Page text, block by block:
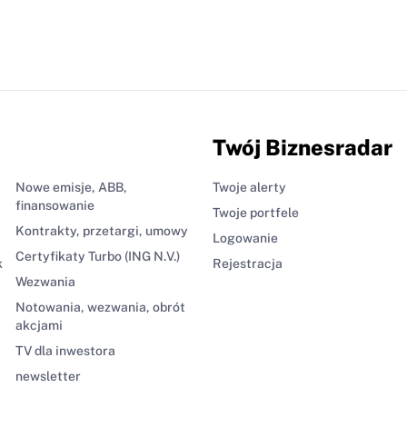
Nowe emisje, ABB,
finansowanie
Kontrakty, przetargi, umowy
Certyfikaty Turbo (ING N.V.)
Wezwania
Notowania, wezwania, obrót
akcjami
TV dla inwestora
newsletter
Twój Biznesradar
Twoje alerty
Twoje portfele
Logowanie
Rejestracja